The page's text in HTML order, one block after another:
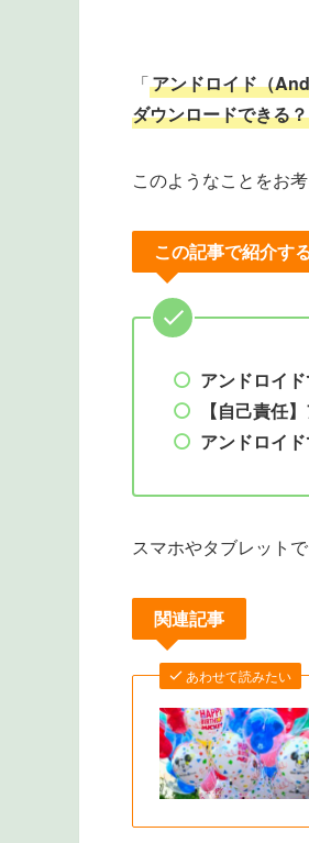
「アンドロイド（
ダウンロードできる？
このようなことをお
この記事で紹介す
アンドロイ
【自己責任
アンドロイ
スマホやタブレット
関連記事
あわせて読みたい